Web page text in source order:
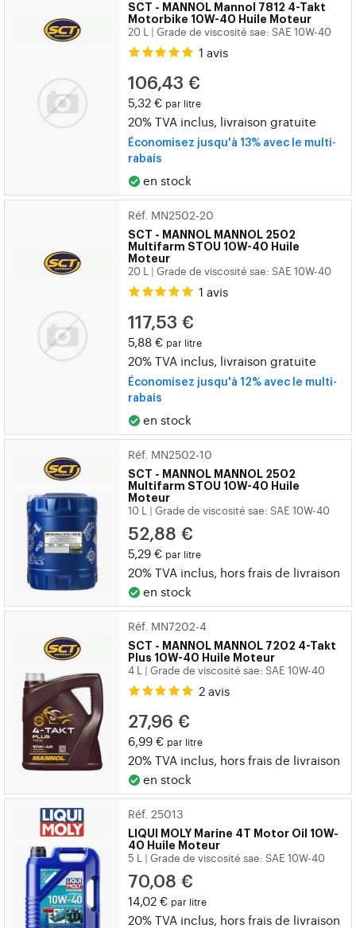
SCT - MANNOL Mannol 7812 4-Takt
Motorbike 10W-40 Huile Moteur
20 L Grade de viscosité sae: SAE 10W-40
1 avis
106,43 €
5,32 € par litre
20% TVA inclus, livraison gratuite
Économisez jusqu'à 13% avec le multi-
rabais
en stock
Réf. MN2502-20
SCT - MANNOL MANNOL 2502
Multifarm STOU 10W-40 Huile
Moteur
20 L Grade de viscosité sae: SAE 10W-40
1 avis
117,53 €
5,88 € par litre
20% TVA inclus, livraison gratuite
Économisez jusqu'à 12% avec le multi-
rabais
en stock
Réf. MN2502-10
SCT - MANNOL MANNOL 2502
Multifarm STOU 10W-40 Huile
Moteur
10 L Grade de viscosité sae: SAE 10W-40
52,88 €
5,29 € par litre
20% TVA inclus, horsfrais de livraison
en stock
Réf. MN7202-4
SCT - MANNOL MANNOL 7202 4-Takt
Plus 10W-40 Huile Moteur
4 L Grade de viscosité sae: SAE 10W-40
2 avis
27,96 €
6,99 € par litre
20% TVA inclus, horsfrais de livraison
en stock
Réf. 25013
LIQUI MOLY Marine 4T Motor Oil 10W-
40 Huile Moteur
5 L Grade de viscosité sae: SAE 10W-40
70,08 €
14,02 € par litre
20% TVA inclus, horsfrais de livraison